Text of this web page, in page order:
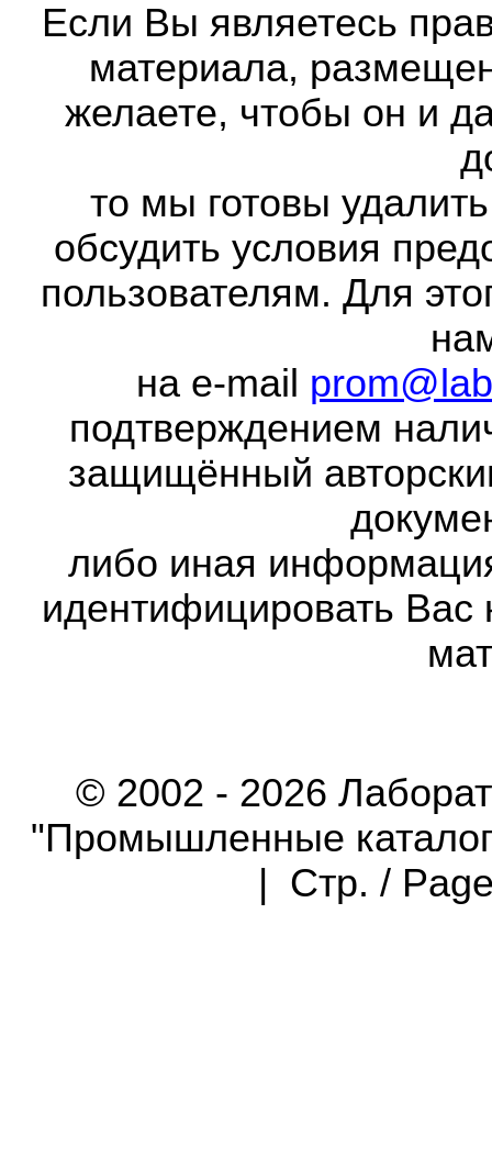
Если Вы являетесь
материала,
желаете, чтобы он и
то мы готовы
обсудить условия
пользователям. Для
на e-mail
подтверждением
защищённый
либо иная
идентифицировать Вас
© 2002 - 2026
"Промышленные
| Стр. /